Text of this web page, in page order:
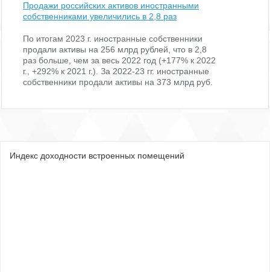
Индекс доходности встроенных помещений
Продажи российских активов иностранными
собственниками увеличились в 2,8 раз
По итогам 2023 г. иностранные собственники
продали активы на 256 млрд рублей, что в 2,8
раз больше, чем за весь 2022 год (+177% к 2022
г., +292% к 2021 г.). За 2022-23 гг. иностранные
собственники продали активы на 373 млрд руб.